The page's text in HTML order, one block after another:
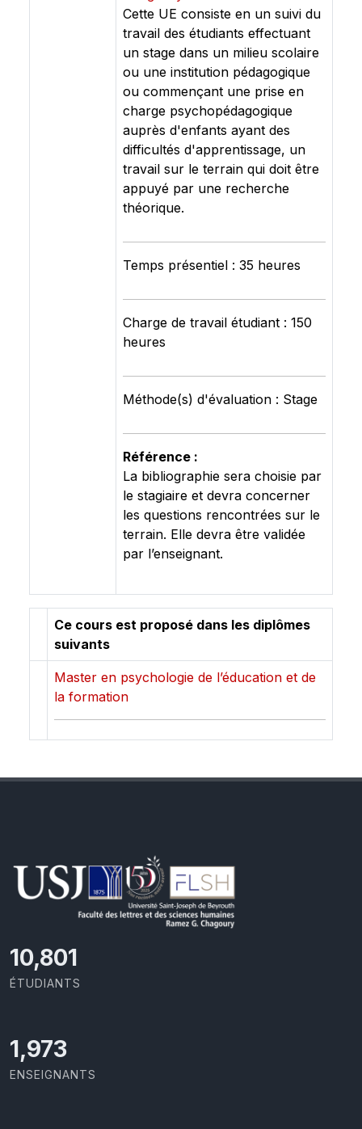
Cette UE consiste en un suivi du
travail des étudiants effectuant
un stage dans un milieu scolaire
ou une institution pédagogique
ou commençant une prise en
charge psychopédagogique
auprès d'enfants ayant des
difficultés d'apprentissage, un
travail sur le terrain qui doit être
appuyé par une recherche
théorique.
Temps présentiel : 35 heures
Charge de travail étudiant : 150
heures
Méthode(s) d'évaluation : Stage
Référence :
La bibliographie sera choisie par
le stagiaire et devra concerner
les questions rencontrées sur le
terrain. Elle devra être validée
par l’enseignant.
Ce cours est proposé dans les diplômes
suivants
Master en psychologie de l’éducation et de
la formation
11,418
ÉTUDIANTS
2,086
ENSEIGNANTS